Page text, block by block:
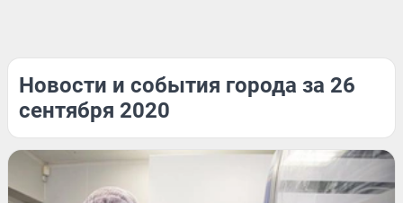
Новости и события города за 26
сентября 2020